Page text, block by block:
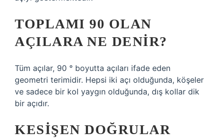
TOPLAMI 90 OLAN
AÇILARA NE DENIR?
Tüm açılar, 90 ° boyutta açıları ifade eden
geometri terimidir. Hepsi iki açı olduğunda, köşeler
ve sadece bir kol yaygın olduğunda, dış kollar dik
bir açıdır.
KESIŞEN DOĞRULAR